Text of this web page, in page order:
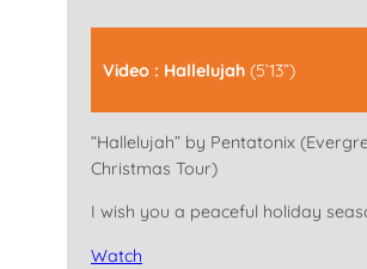
Video : Hallelujah (5’13”)
“Hallelujah” by Pentatonix
Christmas Tour)
I wish you a peaceful holiday
Watch